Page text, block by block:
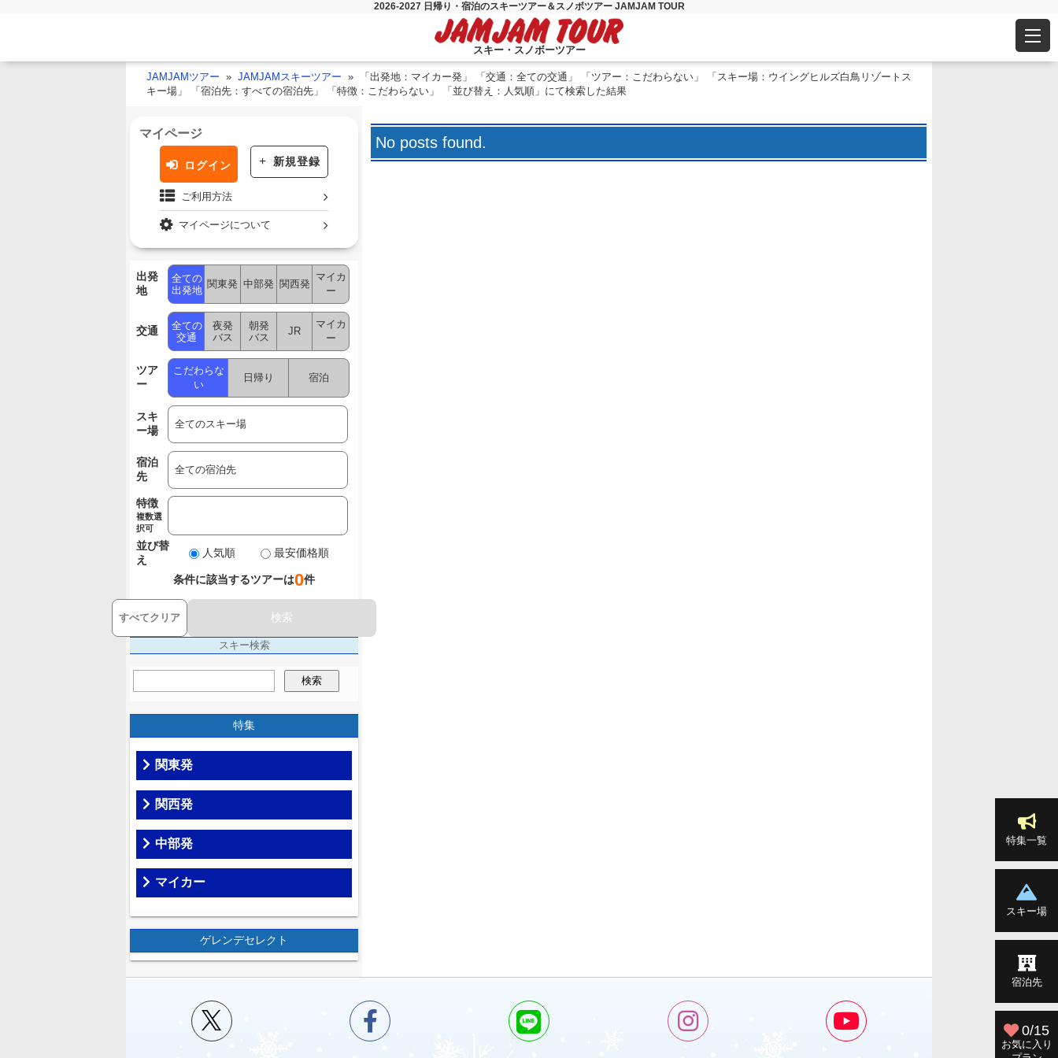
2026-2027 日帰り・宿泊のスキーツアー＆スノボツアー JAMJAM TOUR
スキー・スノボーツアー
JAMJAMツアー JAMJAMスキーツアー
「出発地：マイカー発」 「交通：全ての交通」 「ツアー：こだわらない」 「スキー場：ウイングヒルズ白鳥リゾートス
キー場」 「宿泊先：すべての宿泊先」 「特徴：こだわらない」 「並び替え：人気順」にて検索した結果
No posts found.
マイページ
ログイン 新規登録
ご利用方法
マイページについて
出発
地
全ての
出発地
関東発 中部発 関西発
マイカ
ー
交通
全ての
交通
夜発
バス
朝発
バス
JR
マイカ
ー
ツア
ー
こだわらな
い
日帰り 宿泊
スキ
ー場
宿泊
先
特徴
複数選
択可
並び替
え
人気順 最安価格順
条件に該当するツアーは0件
すべてクリア 検索
スキー検索
検索
特集
関東発
関西発
中部発
マイカー
ゲレンデセレクト
特集一覧
スキー場
宿泊先
0/15
お気に入り